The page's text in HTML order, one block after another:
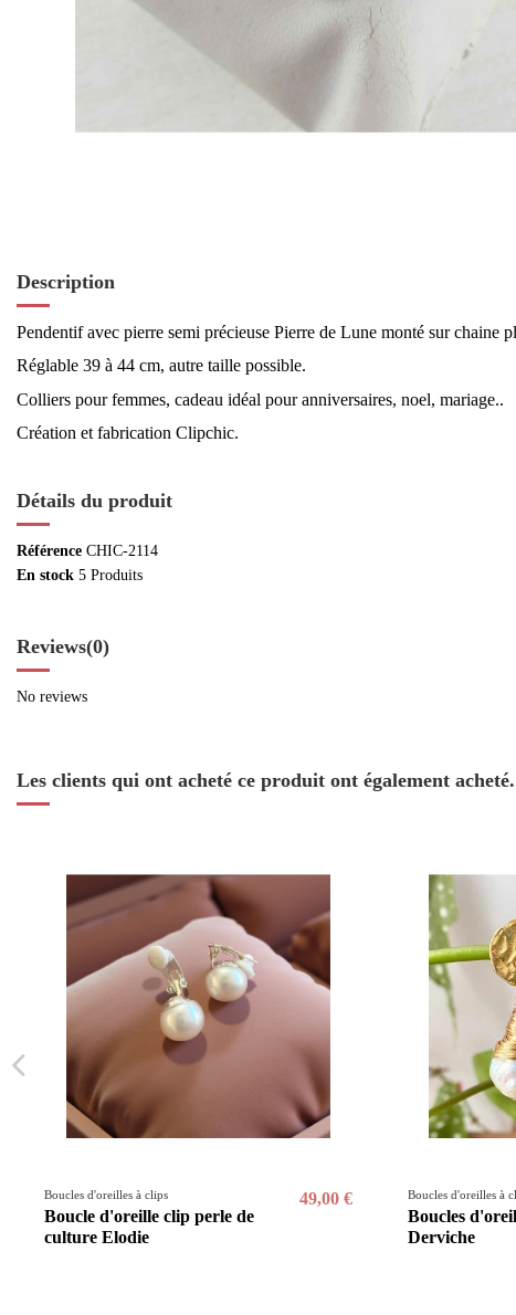
Description
Pendentif avec pierre semi précieuse Pierre de Lune monté sur chaine
Réglable 39 à 44 cm, autre taille possible.
Colliers pour femmes, cadeau idéal pour anniversaires, noel, mariage..
Création et fabrication Clipchic.
Détails du produit
Référence CHIC-2114
En stock 5 Produits
Reviews(0)
No reviews
Les clients qui ont acheté ce produit ont également
Boucles d'oreilles à clips
Boucle d'oreille clip perle de
culture Elodie
49,00 € Boucles d'oreilles à
Boucles
Derviche